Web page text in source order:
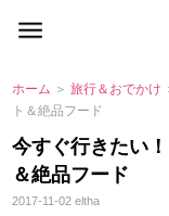
ホーム ＞旅行＆おでかけ
ト＆絶品フード
今すぐ行きたい
＆絶品フード
2017-11-02eltha